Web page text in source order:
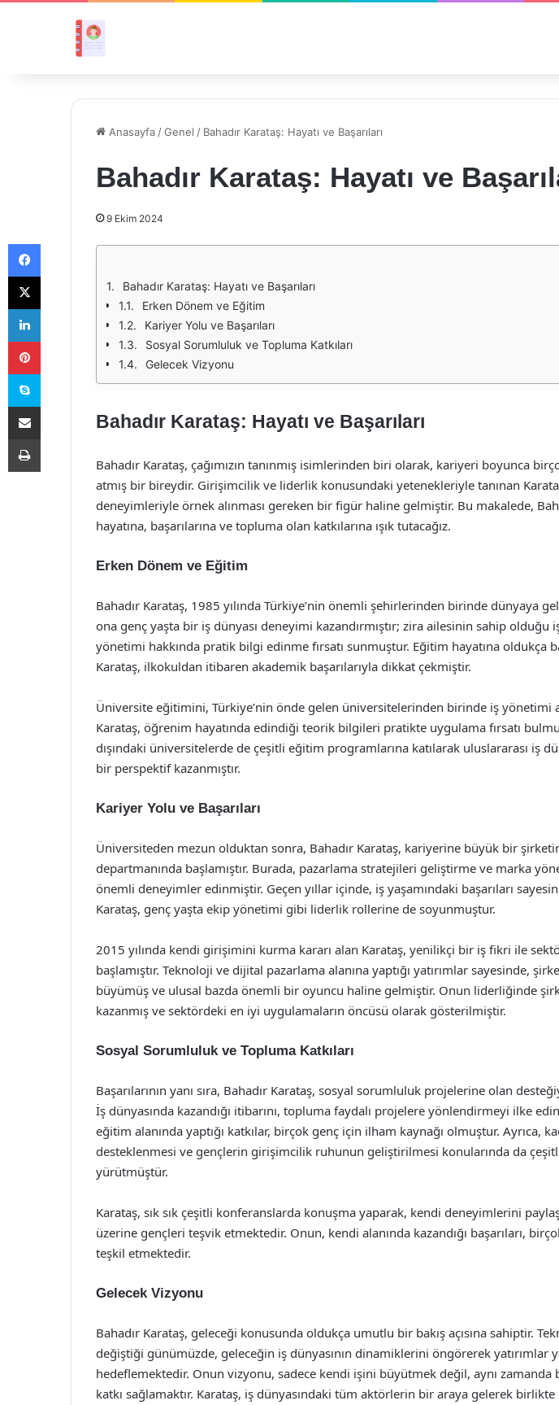
Anasayfa /Genel / Bahadır Karataş: Hayatı ve Başarıları
Bahadır Karataş: Hayatı ve
9 Ekim 2024
Bahadır Karataş: Hayatı ve Başarıları
Erken Dönem ve Eğitim
Kariyer Yolu ve Başarıları
Sosyal Sorumluluk ve Topluma Katkıları
Gelecek Vizyonu
Bahadır Karataş: Hayatı ve Başarıları
Bahadır Karataş, çağımızın tanınmış isimlerinden biri olarak, kariyeri boyunca
atmış bir bireydir. Girişimcilik ve liderlik konusundaki yetenekleriyle tanınan
deneyimleriyle örnek alınması gereken bir figür haline gelmiştir. Bu makalede,
hayatına, başarılarına ve topluma olan katkılarına ışık tutacağız.
Erken Dönem ve Eğitim
Bahadır Karataş, 1985 yılında Türkiye’nin önemli şehirlerinden birinde dünyaya
ona genç yaşta bir iş dünyası deneyimi kazandırmıştır; zira ailesinin sahip olduğu
yönetimi hakkında pratik bilgi edinme fırsatı sunmuştur. Eğitim hayatına oldukça
Karataş, ilkokuldan itibaren akademik başarılarıyla dikkat çekmiştir.
Üniversite eğitimini, Türkiye’nin önde gelen üniversitelerinden birinde iş yönetimi
Karataş, öğrenim hayatında edindiği teorik bilgileri pratikte uygulama fırsatı
dışındaki üniversitelerde de çeşitli eğitim programlarına katılarak uluslararası iş
bir perspektif kazanmıştır.
Kariyer Yolu ve Başarıları
Üniversiteden mezun olduktan sonra, Bahadır Karataş, kariyerine büyük bir
departmanında başlamıştır. Burada, pazarlama stratejileri geliştirme ve marka
önemli deneyimler edinmiştir. Geçen yıllar içinde, iş yaşamındaki başarıları
Karataş, genç yaşta ekip yönetimi gibi liderlik rollerine de soyunmuştur.
2015 yılında kendi girişimini kurma kararı alan Karataş, yenilikçi bir iş fikri ile
başlamıştır. Teknoloji ve dijital pazarlama alanına yaptığı yatırımlar sayesinde,
büyümüş ve ulusal bazda önemli bir oyuncu haline gelmiştir. Onun liderliğinde
kazanmış ve sektördeki en iyi uygulamaların öncüsü olarak gösterilmiştir.
Sosyal Sorumluluk ve Topluma Katkıları
Başarılarının yanı sıra, Bahadır Karataş, sosyal sorumluluk projelerine olan
İş dünyasında kazandığı itibarını, topluma faydalı projelere yönlendirmeyi ilke
eğitim alanında yaptığı katkılar, birçok genç için ilham kaynağı olmuştur. Ayrıca,
desteklenmesi ve gençlerin girişimcilik ruhunun geliştirilmesi konularında da
yürütmüştür.
Karataş, sık sık çeşitli konferanslarda konuşma yaparak, kendi deneyimlerini
üzerine gençleri teşvik etmektedir. Onun, kendi alanında kazandığı başarıları,
teşkil etmektedir.
Gelecek Vizyonu
Bahadır Karataş, geleceği konusunda oldukça umutlu bir bakış açısına sahiptir.
değiştiği günümüzde, geleceğin iş dünyasının dinamiklerini öngörerek yatırımlar
hedeflemektedir. Onun vizyonu, sadece kendi işini büyütmek değil, aynı zamanda
katkı sağlamaktır. Karataş, iş dünyasındaki tüm aktörlerin bir araya gelerek
Facebook
X
LinkedIn
Pinterest
Skype
E-Posta ile paylaş